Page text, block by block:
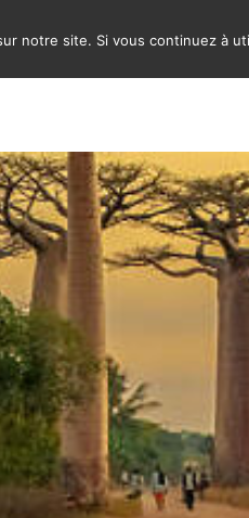
notre site. Si vous continuez à